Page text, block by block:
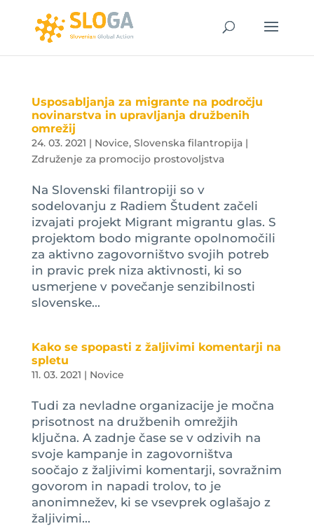
Usposabljanja za migrante na področju
novinarstva in upravljanja družbenih
omrežij
24. 03. 2021 | Novice, Slovenska filantropija |
Združenje za promocijo prostovoljstva
Na Slovenski filantropiji so v
sodelovanju z Radiem Študent začeli
izvajati projekt Migrant migrantu glas. S
projektom bodo migrante opolnomočili
za aktivno zagovorništvo svojih potreb
in pravic prek niza aktivnosti, ki so
usmerjene v povečanje senzibilnosti
slovenske...
Kako se spopasti z žaljivimi komentarji na
spletu
11. 03. 2021 | Novice
Tudi za nevladne organizacije je močna
prisotnost na družbenih omrežjih
ključna. A zadnje čase se v odzivih na
svoje kampanje in zagovorništva
soočajo z žaljivimi komentarji, sovražnim
govorom in napadi trolov, to je
anonimnežev, ki se vsevprek oglašajo z
žaljivimi...